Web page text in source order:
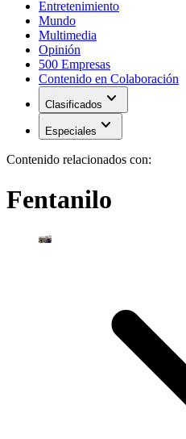
Entretenimiento
Mundo
Multimedia
Opinión
500 Empresas
Contenido en Colaboración
Clasificados expand_more
Especiales expand_more
Contenido relacionados con:
Fentanilo